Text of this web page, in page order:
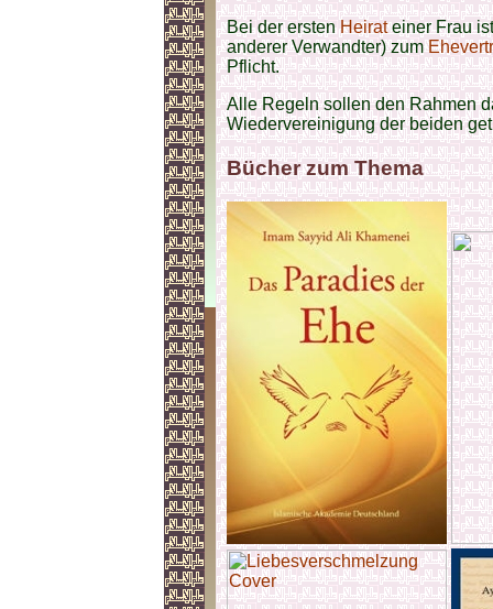
Bei der erstenHeirateiner Frau
anderer Verwandter) zum
Pflicht.
Alle Regeln sollen den Rahmen
Wiedervereinigung der beiden
Bücher zum Thema